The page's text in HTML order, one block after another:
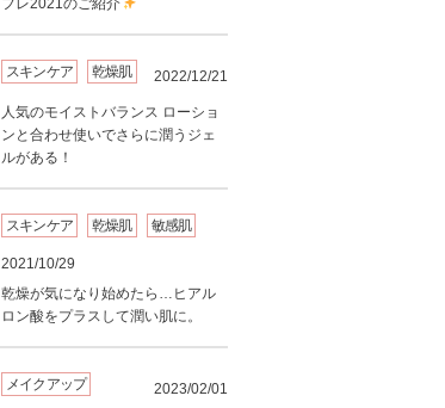
フレ2021のご紹介
スキンケア 乾燥肌 2022/12/21
人気のモイストバランス ローショ
ンと合わせ使いでさらに潤うジェ
ルがある！
スキンケア 乾燥肌 敏感肌
2021/10/29
乾燥が気になり始めたら…ヒアル
ロン酸をプラスして潤い肌に。
メイクアップ 2023/02/01